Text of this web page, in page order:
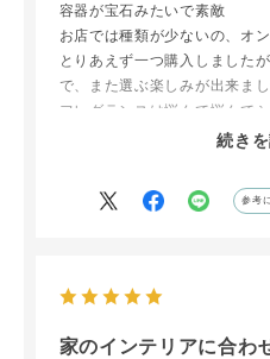
容器が宝石みたいで素敵
お店では種類が少ないの、オ
とりあえず一つ購入しました
で、また選ぶ楽しみが出来ま
フレグランスは悩んで悩んで
気になる香りはたくさんある
続き
参考
家のインテリアに合わ